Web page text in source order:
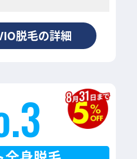
脱毛の詳細